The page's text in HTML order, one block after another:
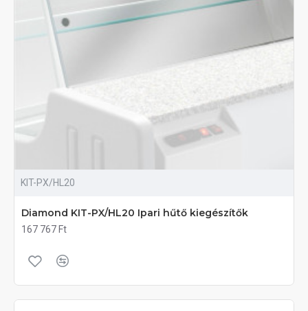
KIT-PX/HL20
Diamond KIT-PX/HL20 Ipari hűtő kiegészítők
167 767 Ft